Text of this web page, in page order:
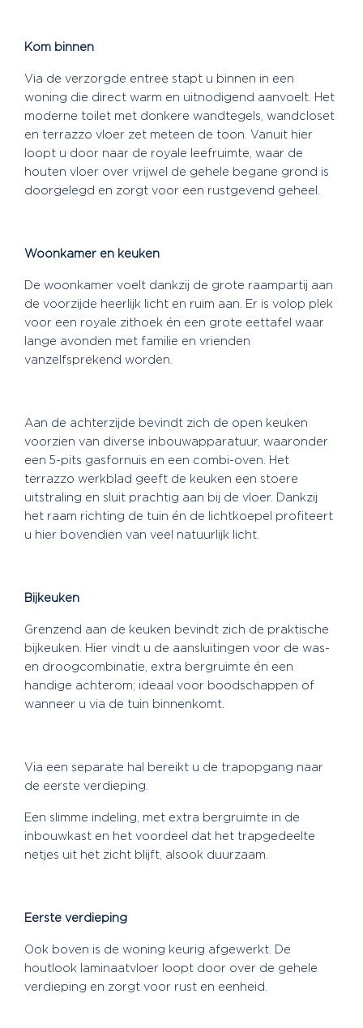
Kom binnen
Via de verzorgde entree stapt u binnen in een
woning die direct warm en uitnodigend aanvoelt. Het
moderne toilet met donkere wandtegels, wandcloset
en terrazzo vloer zet meteen de toon. Vanuit hier
loopt u door naar de royale leefruimte, waar de
houten vloer over vrijwel de gehele begane grond is
doorgelegd en zorgt voor een rustgevend geheel.
Woonkamer en keuken
De woonkamer voelt dankzij de grote raampartij aan
de voorzijde heerlijk licht en ruim aan. Er is volop plek
voor een royale zithoek én een grote eettafel waar
lange avonden met familie en vrienden
vanzelfsprekend worden.
Aan de achterzijde bevindt zich de open keuken
voorzien van diverse inbouwapparatuur, waaronder
een 5-pits gasfornuis en een combi-oven. Het
terrazzo werkblad geeft de keuken een stoere
uitstraling en sluit prachtig aan bij de vloer. Dankzij
het raam richting de tuin én de lichtkoepel profiteert
u hier bovendien van veel natuurlijk licht.
Bijkeuken
Grenzend aan de keuken bevindt zich de praktische
bijkeuken. Hier vindt u de aansluitingen voor de was-
en droogcombinatie, extra bergruimte én een
handige achterom; ideaal voor boodschappen of
wanneer u via de tuin binnenkomt.
Via een separate hal bereikt u de trapopgang naar
de eerste verdieping.
Een slimme indeling, met extra bergruimte in de
inbouwkast en het voordeel dat het trapgedeelte
netjes uit het zicht blijft, alsook duurzaam.
Eerste verdieping
Ook boven is de woning keurig afgewerkt. De
houtlook laminaatvloer loopt door over de gehele
verdieping en zorgt voor rust en eenheid.